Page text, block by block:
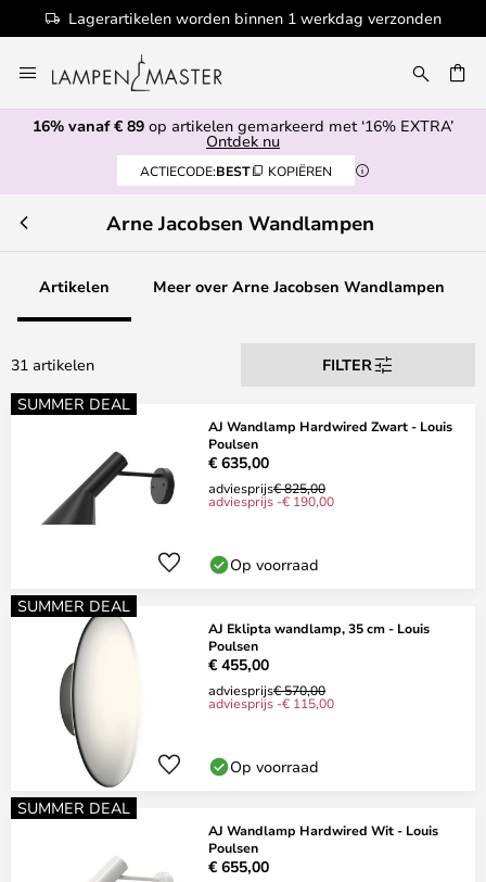
Lagerartikelen worden binnen 1 werkdag verzonden
naar
de
inhoud
16% vanaf € 89 op artikelen gemarkeerd met ‘16% EXTRA’
Ontdek nu
ACTIECODE:BEST KOPIËREN
Arne Jacobsen Wandlampen
Artikelen Meer over Arne Jacobsen Wandlampen
31 artikelen
FILTER
SUMMER DEAL
AJ Wandlamp Hardwired Zwart - Louis
Poulsen
€ 635,00
adviesprijs€ 825,00
adviesprijs -€ 190,00
Op voorraad
SUMMER DEAL
AJ Eklipta wandlamp, 35 cm - Louis
Poulsen
€ 455,00
adviesprijs€ 570,00
adviesprijs -€ 115,00
Op voorraad
SUMMER DEAL
AJ Wandlamp Hardwired Wit - Louis
Poulsen
€ 655,00